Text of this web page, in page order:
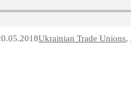
Ukrainian Trade Unions,